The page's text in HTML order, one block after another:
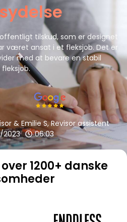
tilskud, som er designet
været ansat i et fleksjob. Det er
med at bevare en stabil
& Emilie S, Revisor assistent
2023
06:03
1200+ danske